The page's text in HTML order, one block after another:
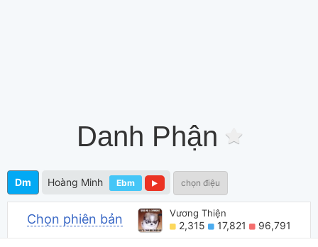
Danh Phận
Dm Hoàng Minh Ebm chọn điệu
Chọn phiên bản Vương Thiện
2,315 17,821 96,791